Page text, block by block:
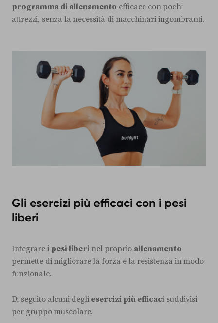
programma di allenamento efficace con pochi
attrezzi, senza la necessità di macchinari ingombranti.
Gli esercizi più efficaci con i pesi
liberi
Integrare i pesi liberi nel proprio allenamento
permette di migliorare la forza e la resistenza in modo
funzionale.
Di seguito alcuni degli esercizi più efficaci suddivisi
per gruppo muscolare.